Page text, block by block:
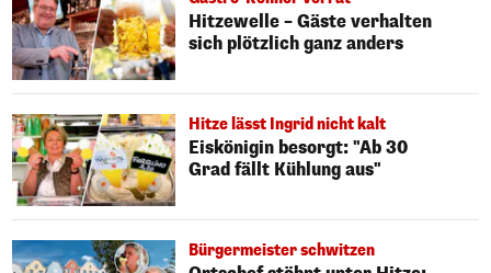
Hitzewelle – Gäste verhalten
sich plötzlich ganz anders
Hitze lässt Ingrid nicht kalt
Eiskönigin besorgt: "Ab 30
Grad fällt Kühlung aus"
Bürgermeister schwitzen